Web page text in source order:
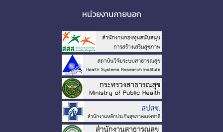
หน่วยงานภายนอก